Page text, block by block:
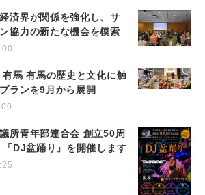
済界が関係を強化し、サ
協力の新たな機会を模索
馬 有馬の歴史と文化に触
ランを9月から展開
所青年部連合会 創立50周
DJ盆踊り」を開催します